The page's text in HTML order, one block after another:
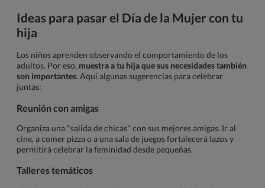
Ideas para pasar el Día de la Mujer con tu
hija
Los niños aprenden observando el comportamiento de los
adultos. Por eso, muestra a tu hija que sus necesidades también
son importantes. Aquí algunas sugerencias para celebrar
juntas:
Reunión con amigas
Organiza una "salida de chicas" con sus mejores amigas. Ir al
cine, a comer pizza o a una sala de juegos fortalecerá lazos y
permitirá celebrar la feminidad desde pequeñas.
Talleres temáticos